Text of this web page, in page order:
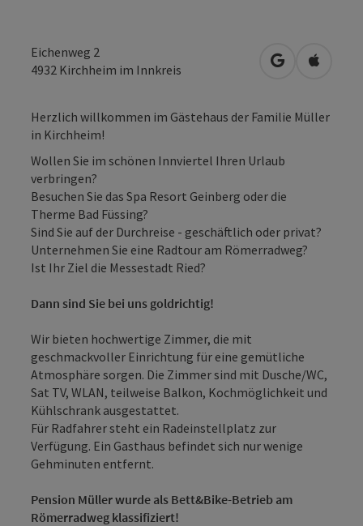
Eichenweg 2
4932 Kirchheim im Innkreis in Google
in
Herzlich willkommen im Gästehaus der Familie Müller
in Kirchheim!
Wollen Sie im schönen Innviertel Ihren Urlaub
verbringen?
Besuchen Sie das Spa Resort Geinberg oder die
Therme Bad Füssing?
Sind Sie auf der Durchreise - geschäftlich oder privat?
Unternehmen Sie eine Radtour am Römerradweg?
Ist Ihr Ziel die Messestadt Ried?
Dann sind Sie bei uns goldrichtig!
Wir bieten hochwertige Zimmer, die mit
geschmackvoller Einrichtung für eine gemütliche
Atmosphäre sorgen. Die Zimmer sind mit Dusche/WC,
Sat TV, WLAN, teilweise Balkon, Kochmöglichkeit und
Kühlschrank ausgestattet.
Für Radfahrer steht ein Radeinstellplatz zur
Verfügung. Ein Gasthaus befindet sich nur wenige
Gehminuten entfernt.
Pension Müller wurde als Bett&Bike-Betrieb am
Römerradweg klassifiziert!